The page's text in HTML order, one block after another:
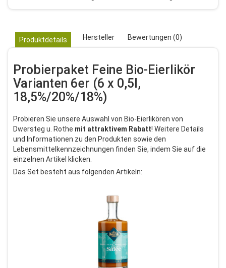
Produktdetails Hersteller Bewertungen (0)
Probierpaket Feine Bio-Eierlikör
Varianten 6er (6 x 0,5l,
18,5%/20%/18%)
Probieren Sie unsere Auswahl von Bio-Eierlikören von
Dwersteg u. Rothe mit attraktivem Rabatt! Weitere Details
und Informationen zu den Produkten sowie den
Lebensmittelkennzeichnungen finden Sie, indem Sie auf die
einzelnen Artikel klicken.
Das Set besteht aus folgenden Artikeln: